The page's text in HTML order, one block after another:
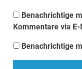
Benachrichtige
Kommentare via
Benachrichtige